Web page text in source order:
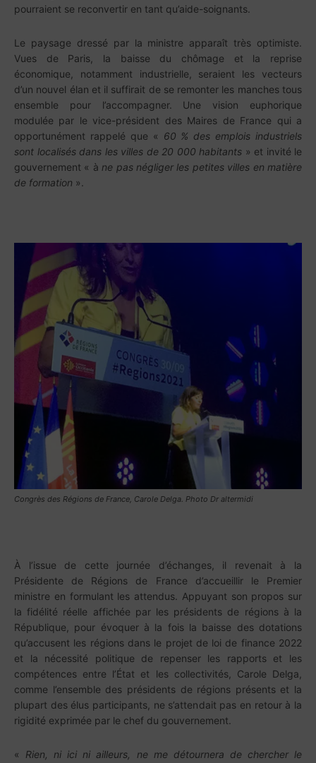
pourraient se reconvertir en tant qu’aide-soignants.
Le paysage dressé par la ministre apparaît très optimiste.
Vues de Paris, la baisse du chômage et la reprise
économique, notamment industrielle, seraient les vecteurs
d’un nouvel élan et il suffirait de se remonter les manches tous
ensemble pour l’accompagner. Une vision euphorique
modulée par le vice-président des Maires de France qui a
opportunément rappelé que « 60 % des emplois industriels
sont localisés dans les villes de 20 000 habitants » et invité le
gouvernement « à ne pas négliger les petites villes en matière
de formation ».
Congrès des Régions de France, Carole Delga. Photo Dr altermidi
À l’issue de cette journée d’échanges, il revenait à la
Présidente de Régions de France d’accueillir le Premier
ministre en formulant les attendus. Appuyant son propos sur
la fidélité réelle affichée par les présidents de régions à la
République, pour évoquer à la fois la baisse des dotations
qu’accusent les régions dans le projet de loi de finance 2022
et la nécessité politique de repenser les rapports et les
compétences entre l’État et les collectivités, Carole Delga,
comme l’ensemble des présidents de régions présents et la
plupart des élus participants, ne s’attendait pas en retour à la
rigidité exprimée par le chef du gouvernement.
« Rien, ni ici ni ailleurs, ne me détournera de chercher le